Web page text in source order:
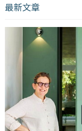
最新文章